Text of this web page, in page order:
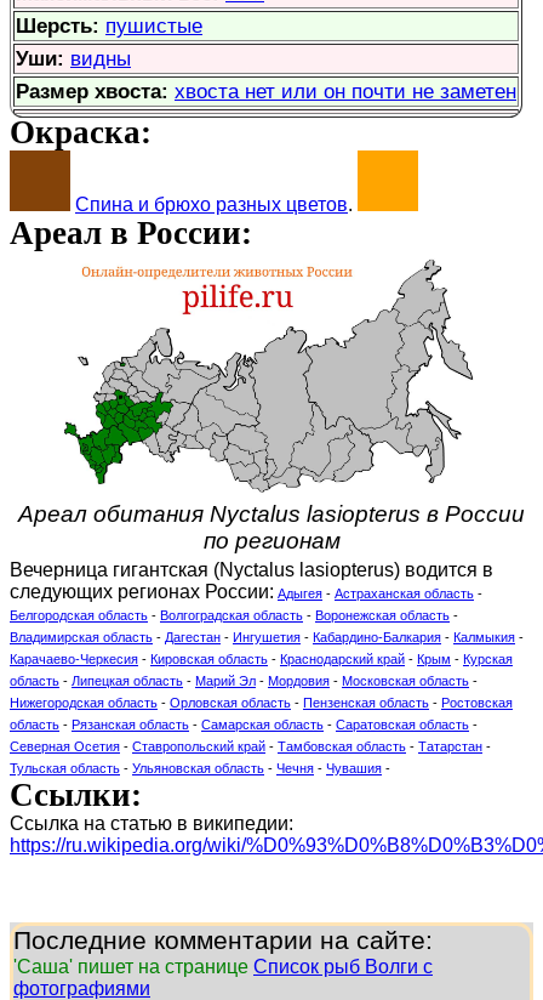
Шерсть: пушистые
Уши: видны
Размер хвоста: хвоста нет или он почти не заметен
Окраска:
Спина и брюхо разных цветов.
Ареал в России:
Ареал обитания Nyctalus lasiopterus в России
по регионам
Вечерница гигантская (Nyctalus lasiopterus) водится в
следующих регионах России: Адыгея - Астраханская область -
Белгородская область - Волгоградская область - Воронежская область -
Владимирская область - Дагестан - Ингушетия - Кабардино-Балкария - Калмыкия -
Карачаево-Черкесия - Кировская область - Краснодарский край - Крым - Курская
область - Липецкая область - Марий Эл - Мордовия - Московская область -
Нижегородская область - Орловская область - Пензенская область - Ростовская
область - Рязанская область - Самарская область - Саратовская область -
Северная Осетия - Ставропольский край - Тамбовская область - Татарстан -
Тульская область - Ульяновская область - Чечня - Чувашия -
Ссылки:
Ссылка на статью в википедии:
https://ru.wikipedia.org/wiki/
Последние комментарии на сайте:
'Саша' пишет на странице Список рыб Волги с
фотографиями